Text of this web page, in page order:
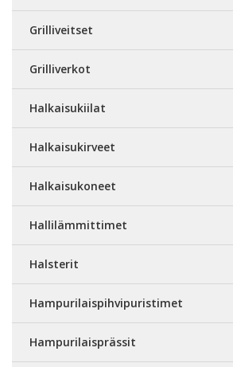
Grilliveitset
Grilliverkot
Halkaisukiilat
Halkaisukirveet
Halkaisukoneet
Hallilämmittimet
Halsterit
Hampurilaispihvipuristimet
Hampurilaisprässit